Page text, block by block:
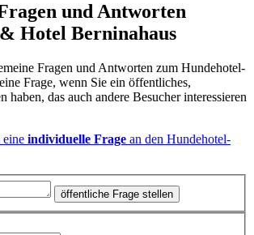
und Antworten
Hotel Berninahaus
Fragen und Antworten zum Hundehotel-
Frage, wenn Sie ein öffentliches,
haben, das auch andere Besucher interessieren
individuelle Frage an den Hundehotel-
öffentliche Frage stellen